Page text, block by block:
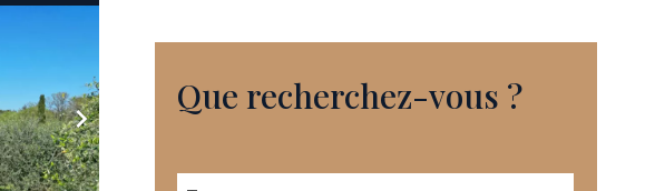
Que recherchez-vous ?